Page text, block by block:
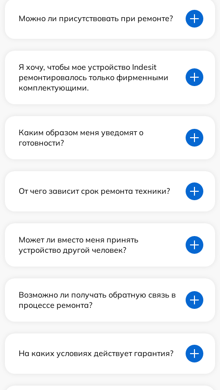
Можно ли присутствовать при ремонте?
Я хочу, чтобы мое устройство Indesit
ремонтировалось только фирменными
комплектующими.
Каким образом меня уведомят о
готовности?
От чего зависит срок ремонта техники?
Может ли вместо меня принять
устройство другой человек?
Возможно ли получать обратную связь в
процессе ремонта?
На каких условиях действует гарантия?